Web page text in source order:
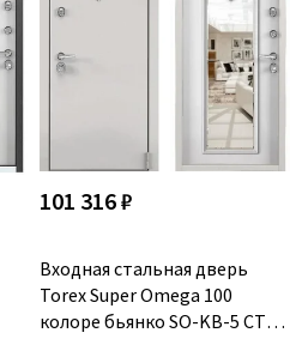
101 316 ₽
Входная стальная дверь
Torex Super Omega 100
колоре бьянко SO-KB-5 СТ